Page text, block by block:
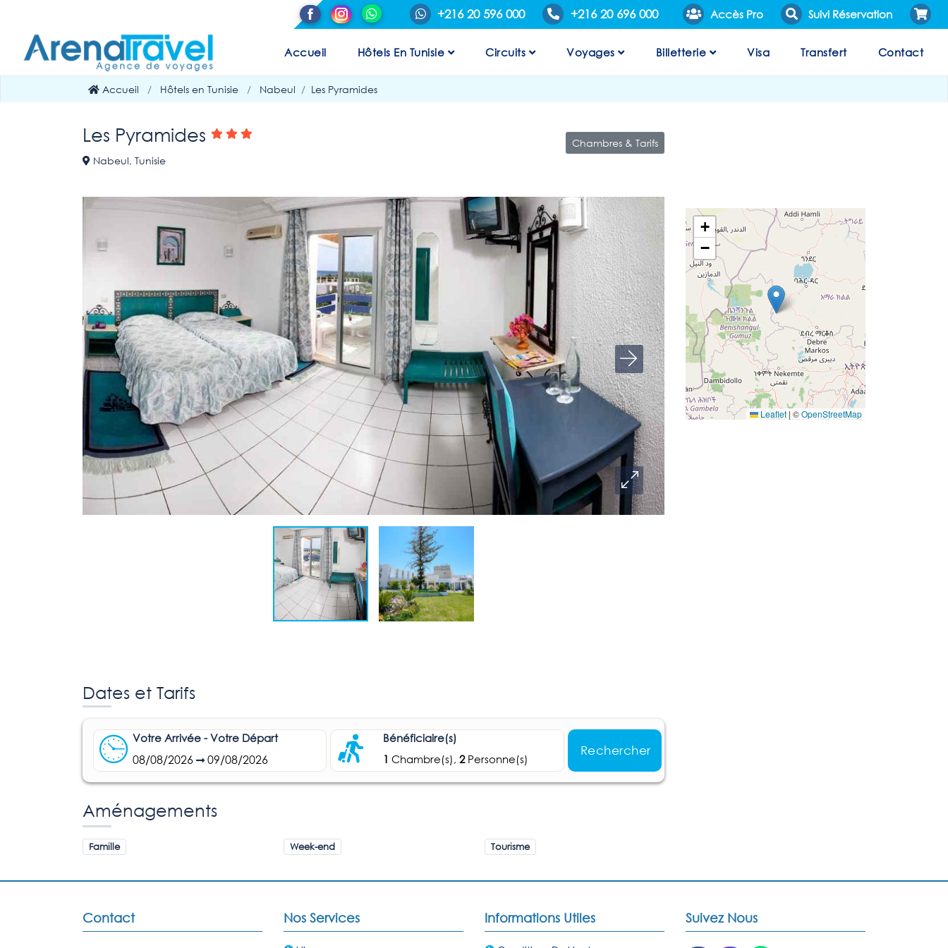
+216 20 596 000 +216 20 696 000 Accès Pro Suivi Réservation
Accueil Hôtels En Tunisie Circuits Voyages Billetterie Visa Transfert Contact
Accueil Hôtels en Tunisie Nabeul Les Pyramides
Les Pyramides
Chambres & Tarifs
Nabeul, Tunisie
Dates et Tarifs
Votre Arrivée - Votre Départ
08/08/2026 09/08/2026
Bénéficiaire(s)
1 Chambre(s),2 Personne(s)
Rechercher
Aménagements
Famille Week-end Tourisme
+
−
Leaflet | ©OpenStreetMap
Contact Nos Services Informations Utiles Suivez Nous